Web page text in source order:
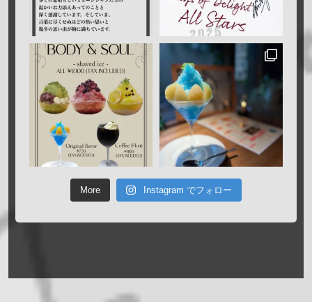
More Instagram でフォロー